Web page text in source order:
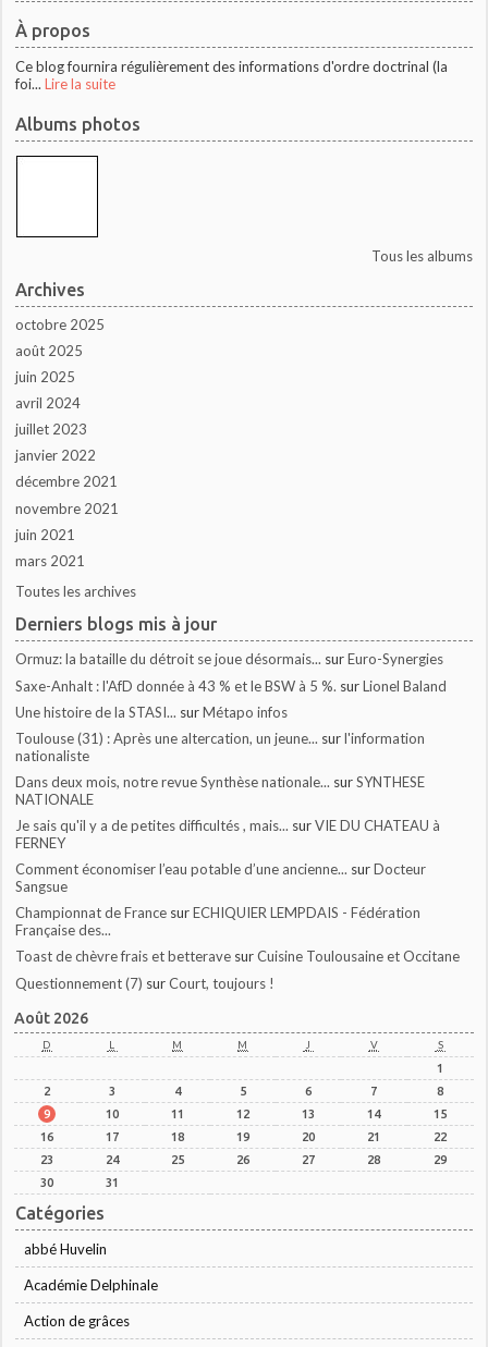
À propos
Ce blog fournira régulièrement des informations d'ordre doctrinal (la
foi... Lire la suite
Albums photos
Tous les albums
Archives
octobre 2025
août 2025
juin 2025
avril 2024
juillet 2023
janvier 2022
décembre 2021
novembre 2021
juin 2021
mars 2021
Toutes les archives
Derniers blogs mis à jour
Ormuz: la bataille du détroit se joue désormais... surEuro-Synergies
Saxe-Anhalt : l'AfD donnée à 43 % et le BSW à 5 %. surLionel Baland
Une histoire de la STASI... surMétapo infos
Toulouse (31) : Après une altercation, un jeune... surl'information
nationaliste
Dans deux mois, notre revue Synthèse nationale... surSYNTHESE
NATIONALE
Je sais qu'il y a de petites difficultés , mais... surVIE DU CHATEAU à
FERNEY
Comment économiser l’eau potable d’une ancienne... surDocteur
Sangsue
Championnat de France surECHIQUIER LEMPDAIS - Fédération
Française des...
Toast de chèvre frais et betterave surCuisine Toulousaine et Occitane
Questionnement (7) surCourt, toujours !
Août 2026
D L M M J V S
1
2
3 4 5 6 7
8
9
10 11 12 13 14
15
16
17 18 19 20 21
22
23
24 25 26 27 28
29
30
31
Catégories
abbé Huvelin
Académie Delphinale
Action de grâces